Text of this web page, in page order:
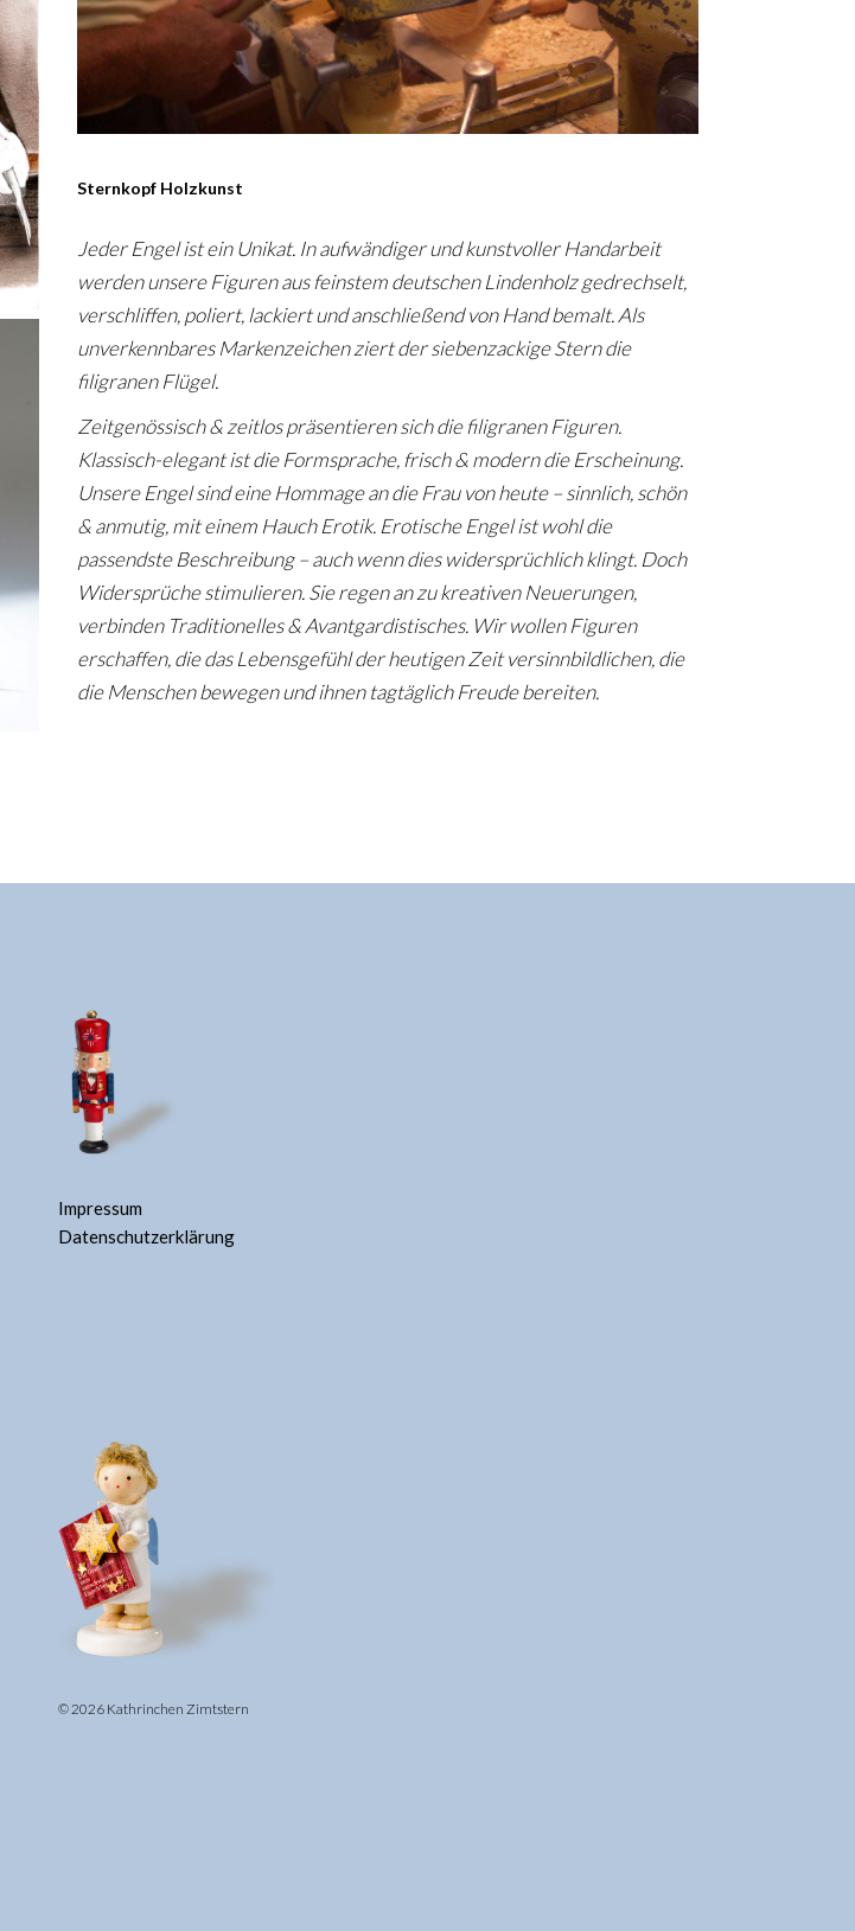
Sternkopf Holzkunst
Jeder Engel ist ein Unikat. In aufwändiger und kunstvoller Handarbeit
werden unsere Figuren aus feinstem deutschen Lindenholz gedrechselt,
verschliffen, poliert, lackiert und anschließend von Hand bemalt. Als
unverkennbares Markenzeichen ziert der siebenzackige Stern die
filigranen Flügel.
Zeitgenössisch & zeitlos präsentieren sich die filigranen Figuren.
Klassisch-elegant ist die Formsprache, frisch & modern die Erscheinung.
Unsere Engel sind eine Hommage an die Frau von heute – sinnlich, schön
& anmutig, mit einem Hauch Erotik. Erotische Engel ist wohl die
passendste Beschreibung – auch wenn dies widersprüchlich klingt. Doch
Widersprüche stimulieren. Sie regen an zu kreativen Neuerungen,
verbinden Traditionelles & Avantgardistisches. Wir wollen Figuren
erschaffen, die das Lebensgefühl der heutigen Zeit versinnbildlichen, die
die Menschen bewegen und ihnen tagtäglich Freude bereiten.
Impressum
Datenschutzerklärung
© 2026 Kathrinchen Zimtstern